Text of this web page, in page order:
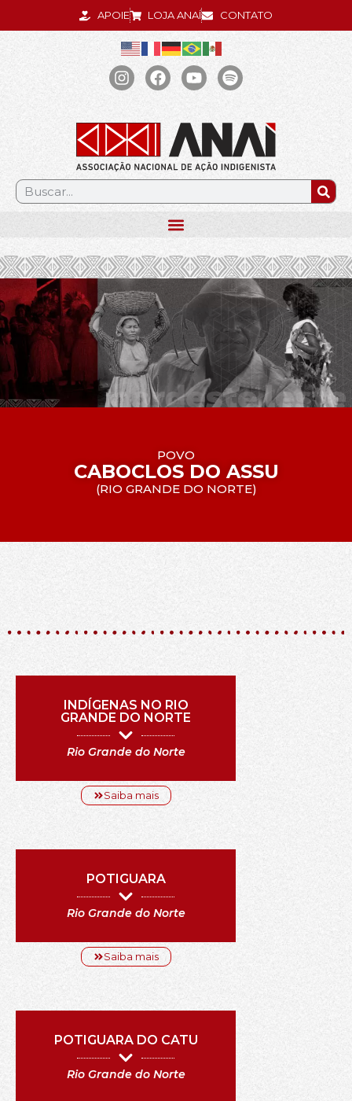
APOIE LOJA ANAÍ CONTATO
.
POVO
CABOCLOS DO ASSU
(RIO GRANDE DO NORTE)
INDÍGENAS NO RIO
GRANDE DO NORTE
Rio Grande do Norte
Saiba mais
POTIGUARA
Rio Grande do Norte
Saiba mais
POTIGUARA DO CATU
Rio Grande do Norte